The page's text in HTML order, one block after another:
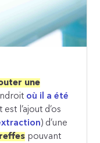
une
où il a été
l’ajout d’os
) d’une
pouvant